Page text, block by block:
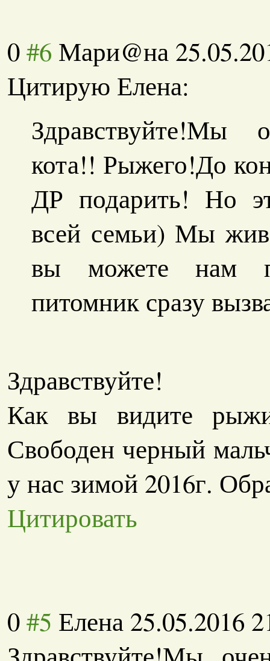
0#6 Мари@на
Цитирую Елена:
Здравствуйте!Мы
кота!! Рыжего!До
ДР подарить! Но
всей семьи) Мы
вы можете нам
питомник сразу
Здравствуйте!
Как вы видите
Свободен черный
у нас зимой 2016г.
Цитировать
0#5 Елена 25.05.2016